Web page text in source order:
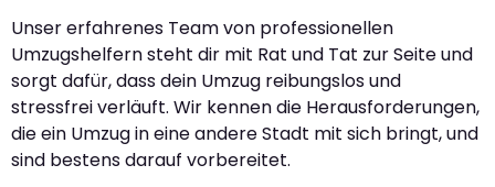
Unser erfahrenes Team von professionellen
Umzugshelfern steht dir mit Rat und Tat zur Seite und
sorgt dafür, dass dein Umzug reibungslos und
stressfrei verläuft. Wir kennen die Herausforderungen,
die ein Umzug in eine andere Stadt mit sich bringt, und
sind bestens darauf vorbereitet.